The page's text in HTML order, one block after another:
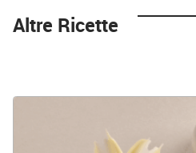
Altre Ricette